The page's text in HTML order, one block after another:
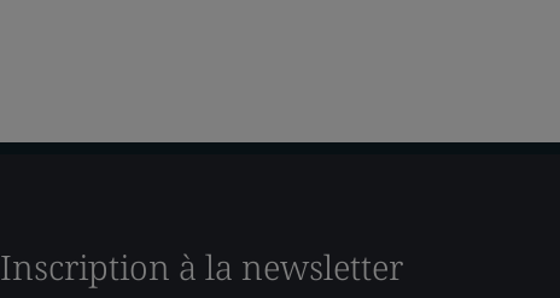
Inscription à la newsletter